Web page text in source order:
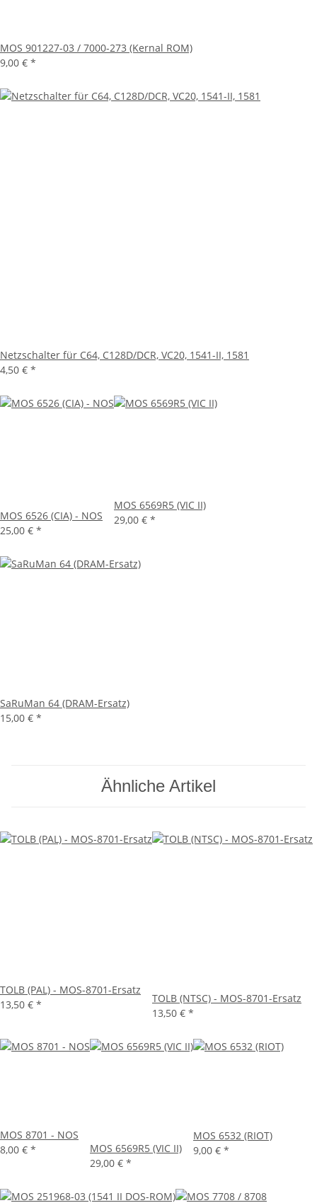
MOS 901227-03 / 7000-273 (Kernal ROM)
9,00 € *
Netzschalter für C64, C128D/DCR, VC20, 1541-II, 1581
4,50 € *
MOS 6526 (CIA) - NOS
25,00 € *
MOS 6569R5 (VIC II)
29,00 € *
SaRuMan 64 (DRAM-Ersatz)
15,00 € *
Ähnliche Artikel
TOLB (PAL) - MOS-8701-Ersatz
13,50 € *
TOLB (NTSC) - MOS-8701-Ersatz
13,50 € *
MOS 8701 - NOS
8,00 € *
MOS 6569R5 (VIC II)
29,00 € *
MOS 6532 (RIOT)
9,00 € *